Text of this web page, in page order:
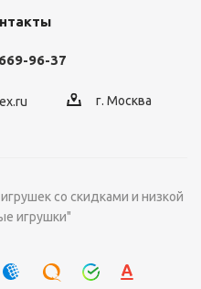
96-37
г. Москва
со скидками и низкой
игрушки"